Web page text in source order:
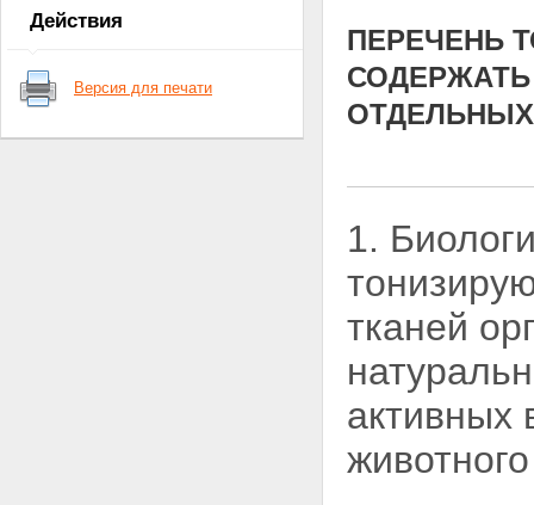
Действия
Версия для печати
ПЕРЕЧЕНЬ
1.
тканей
активных